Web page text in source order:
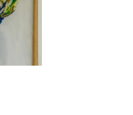
Reng-I Su Sergisi